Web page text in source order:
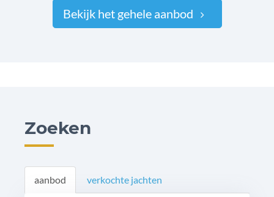
Bekijk het gehele aanbod
Zoeken
aanbod verkochte jachten